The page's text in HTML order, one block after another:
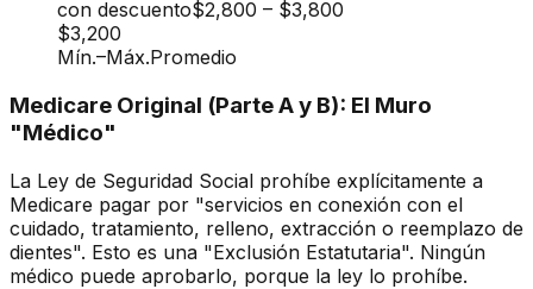
con descuento$2,800 – $3,800
$3,200
Mín.–Máx.Promedio
Medicare Original (Parte A y B): El Muro
"Médico"
La Ley de Seguridad Social prohíbe explícitamente a
Medicare pagar por "servicios en conexión con el
cuidado, tratamiento, relleno, extracción o reemplazo de
dientes". Esto es una "Exclusión Estatutaria". Ningún
médico puede aprobarlo, porque la ley lo prohíbe.